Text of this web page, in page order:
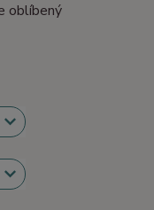
oblíbený